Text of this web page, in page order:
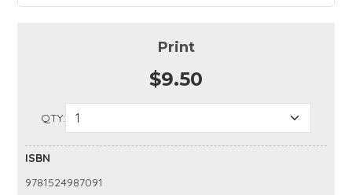
Print
$9.50
QTY:
ISBN
9781524987091